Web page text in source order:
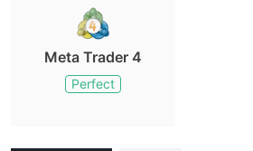
Meta Trader 4
Perfect